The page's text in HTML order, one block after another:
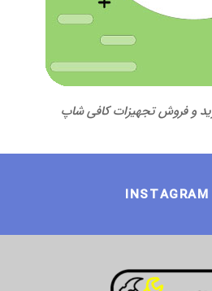
و فروش تجهیزات کافی شاپ
INSTAGRAM